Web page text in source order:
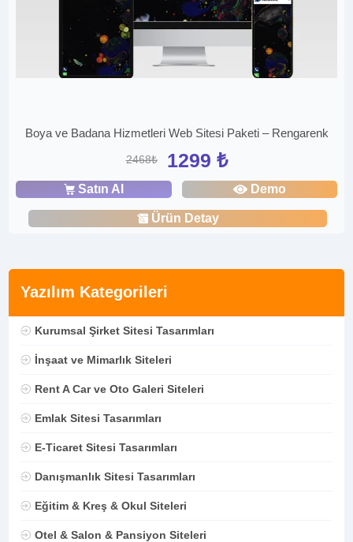
Yazılım Kategorileri
Kurumsal Şirket Sitesi Tasarımları
İnşaat ve Mimarlık Siteleri
Rent A Car ve Oto Galeri Siteleri
Emlak Sitesi Tasarımları
E-Ticaret Sitesi Tasarımları
Danışmanlık Sitesi Tasarımları
Eğitim & Kreş & Okul Siteleri
Otel & Salon & Pansiyon Siteleri
Boya ve Badana Hizmetleri Web Sitesi Paketi – Rengarenk
2468₺ 1299 ₺
Satın Al Demo
Ürün Detay